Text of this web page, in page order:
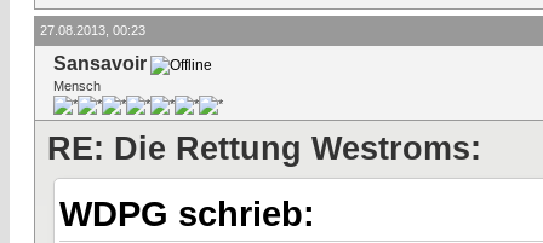
27.08.2013, 00:23
Sansavoir
Mensch
RE: Die Rettung Westroms:
WDPG schrieb: